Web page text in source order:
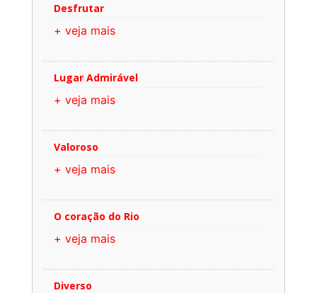
Desfrutar
+ veja mais
Lugar Admirável
+ veja mais
Valoroso
+ veja mais
O coração do Rio
+ veja mais
Diverso